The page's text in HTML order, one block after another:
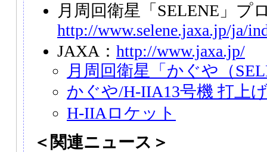
月周回衛星「SELENE」プ
http://www.selene.jaxa.jp/ja/
JAXA： http://www.jaxa.jp/
月周回衛星「かぐや（
かぐや/H-IIA13号機 打上
H-IIAロケット
＜関連ニュース＞